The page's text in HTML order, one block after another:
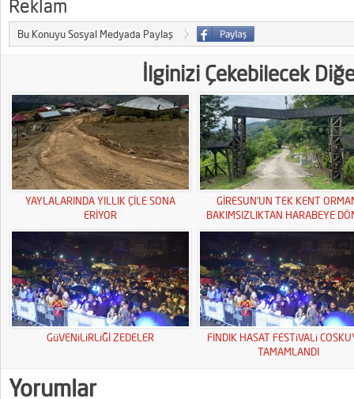
Bu Konuyu Sosyal Medyada Paylaş
İlginizi Çekebilecek
YAYLALARINDA YILLIK ÇİLE SONA
ERİYOR
GİRESUN’UN TEK KENT
BAKIMSIZLIKTAN HARABEYE
GüVENiLiRLiĞİ ZEDELER
FINDIK HASAT FESTiVALi
TAMAMLANDI
Yorumlar